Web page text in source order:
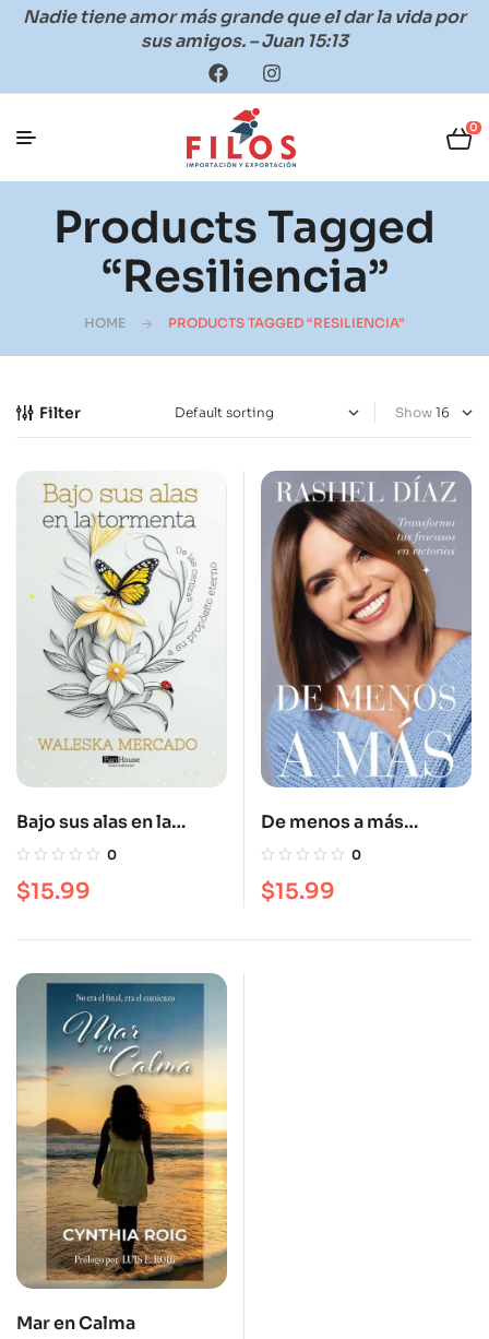
Nadie tiene amor más grande que el dar la vida por
sus amigos. – Juan 15:13
0
Products Tagged
“resiliencia”
HOME PRODUCTS TAGGED “RESILIENCIA”
Filter Show
Bajo sus alas en la
tormenta 0
$15.99
De menos a más
(firmados por la autora)
0
$15.99
Mar en Calma